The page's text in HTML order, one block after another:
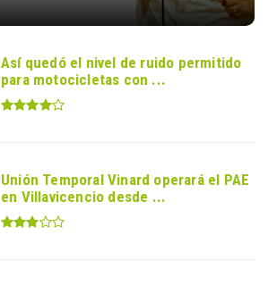
Así quedó el nivel de ruido permitido
para motocicletas con ...
Unión Temporal Vinard operará el PAE
en Villavicencio desde ...